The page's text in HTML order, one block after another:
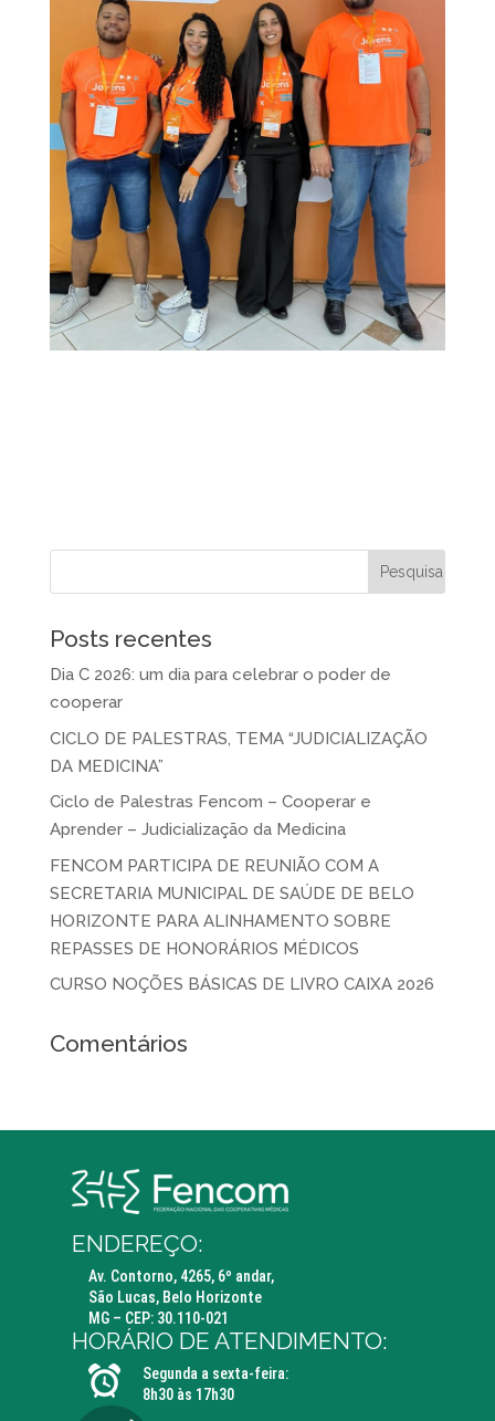
Posts recentes
Dia C 2026: um dia para celebrar o poder de
cooperar
CICLO DE PALESTRAS, TEMA “JUDICIALIZAÇÃO
DA MEDICINA”
Ciclo de Palestras Fencom – Cooperar e
Aprender – Judicialização da Medicina
FENCOM PARTICIPA DE REUNIÃO COM A
SECRETARIA MUNICIPAL DE SAÚDE DE BELO
HORIZONTE PARA ALINHAMENTO SOBRE
REPASSES DE HONORÁRIOS MÉDICOS
CURSO NOÇÕES BÁSICAS DE LIVRO CAIXA 2026
Comentários
ENDEREÇO:
Av. Contorno, 4265, 6º andar,
São Lucas, Belo Horizonte
MG – CEP: 30.110-021
HORÁRIO DE ATENDIMENTO:
Segunda a sexta-feira:
8h30 às 17h30